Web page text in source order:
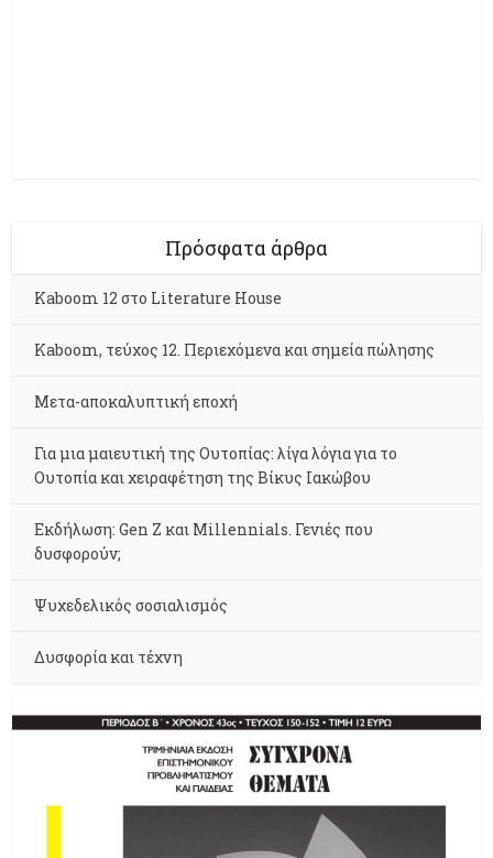
Πρόσφατα άρθρα
Kaboom 12 στο Literature House
Kaboom, τεύχος 12. Περιεχόμενα και σημεία πώλησης
Μετα-αποκαλυπτική εποχή
Για μια μαιευτική της Ουτοπίας: λίγα λόγια για το
Ουτοπία και χειραφέτηση της Βίκυς Ιακώβου
Εκδήλωση: Gen Z και Millennials. Γενιές που
δυσφορούν;
Ψυχεδελικός σοσιαλισμός
Δυσφορία και τέχνη